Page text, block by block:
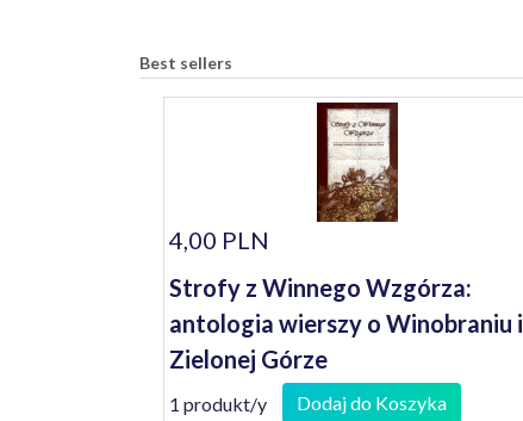
Best sellers
4,00 PLN
Strofy z Winnego Wzgórza:
antologia wierszy o Winobraniu i
Zielonej Górze
1 produkt/y Dodaj do Koszyka